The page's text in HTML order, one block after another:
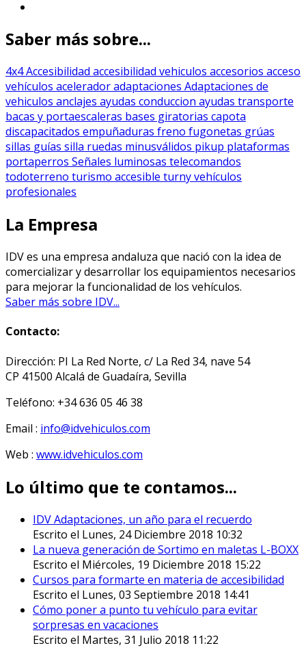
Saber más sobre...
4x4Accesibilidad accesibilidad vehiculos accesorios acceso
vehículos aceleradoradaptaciones Adaptaciones de
vehiculos anclajes ayudas conduccion ayudas transporte
bacas y portaescaleras bases giratorias capota
discapacitados empuñaduras freno fugonetas grúas
sillas guías silla ruedas minusválidos pikup plataformas
portaperros Señales luminosas telecomandos
todoterreno turismo accesible turnyvehículos
profesionales
La Empresa
IDV es una empresa andaluza que nació con la idea de
comercializar y desarrollar los equipamientos necesarios
para mejorar la funcionalidad de los vehículos.
Saber más sobre IDV...
Contacto:
Dirección: PI La Red Norte, c/ La Red 34, nave 54
CP 41500 Alcalá de Guadaíra, Sevilla
Teléfono: +34 636 05 46 38
Email : info@idvehiculos.com
Web : www.idvehiculos.com
Lo último que te contamos...
IDV Adaptaciones, un año para el recuerdo
Escrito el Lunes, 24 Diciembre 2018 10:32
La nueva generación de Sortimo en maletas L-BOXX
Escrito el Miércoles, 19 Diciembre 2018 15:22
Cursos para formarte en materia de accesibilidad
Escrito el Lunes, 03 Septiembre 2018 14:41
Cómo poner a punto tu vehículo para evitar
sorpresas en vacaciones
Escrito el Martes, 31 Julio 2018 11:22